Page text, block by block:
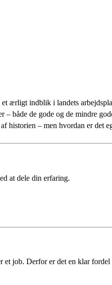
ærligt indblik i landets
– både de gode og de mindre
– men hvordan er det
at dele din erfaring.
job. Derfor er det en klar